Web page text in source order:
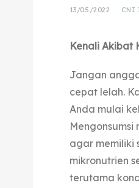
13/05/2022 CNI
Kenali Akibat
Jangan
cepat lelah.
Anda mulai
agar memiliki
mikronutrien
terutama